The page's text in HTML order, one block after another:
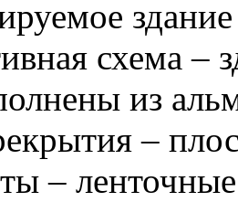
схема
из
–
–